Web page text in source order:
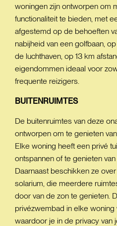
woningen zijn ontworpen om
functionaliteit te bieden, met
afgestemd op de behoeften
nabijheid van een golfbaan,
de luchthaven, op 13 km
eigendommen ideaal voor
frequente reizigers.
BUITENRUIMTES
De buitenruimtes van deze
ontworpen om te genieten
Elke woning heeft een privé
ontspannen of te genieten
Daarnaast beschikken ze
solarium, die meerdere
door van de zon te genieten.
privézwembad in elke
waardoor je in de privacy van